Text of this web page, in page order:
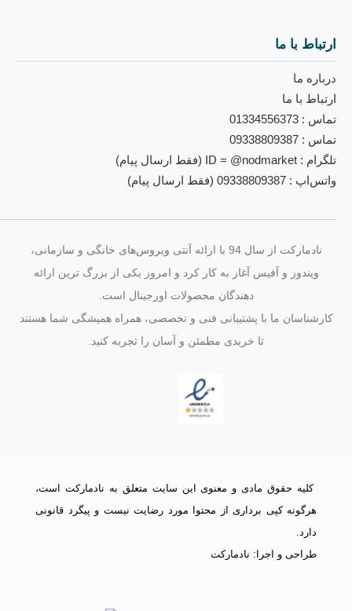
ارتباط با ما
درباره ما
ارتباط با ما
تماس : 01334556373
تماس : 09338809387
تلگرام : ID = @nodmarket (فقط ارسال پیام)
واتس‌اپ : 09338809387 (فقط ارسال پیام)
نادمارکت از سال 94 با ارائه آنتی‌ ویروس‌های خانگی و سازمانی،
ویندوز و آفیس آغاز به کار کرد و امروز یکی از بزرگ‌ ترین ارائه‌
دهندگان محصولات اورجینال است.
کارشناسان ما با پشتیبانی فنی و تخصصی، همراه همیشگی شما هستند
تا خریدی مطمئن و آسان را تجربه کنید.
کلیه حقوق مادی و معنوی این سایت متعلق به نادمارکت است،
هرگونه کپی برداری از محتوا مورد رضایت نیست و پیگرد قانونی
دارد.
طراحی و اجرا: نادمارکت